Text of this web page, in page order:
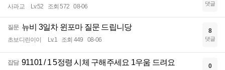
사과교 Lv.52 조회 572 08-06 댓글
질문 뉴비 3일차 윈포마 질문 드립니당
초보디린이이 Lv.1 조회 449 08-06
8
댓글
잡담 91101 / 1 5정령 시체 구해주세요 1우움 드려요 0